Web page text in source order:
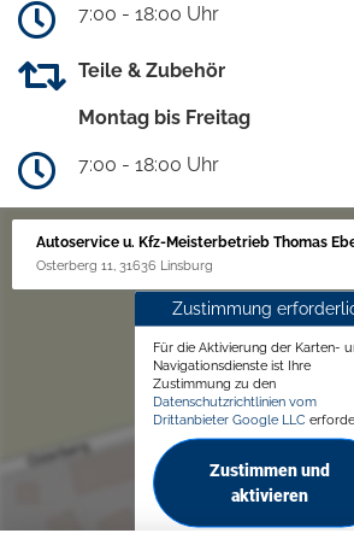
7:00 - 18:00 Uhr
Teile & Zubehör
Montag bis Freitag
7:00 - 18:00 Uhr
Autoservice u. Kfz-Meisterbetrieb Thomas
Osterberg 11, 31636 Linsburg
Zustimmung
Für die Aktivierung der Karten-
Navigationsdienste ist Ihre
Zustimmung zu den
Datenschutzrichtlinien vom
Drittanbieter Google LLC
Zustimmen und
aktivieren